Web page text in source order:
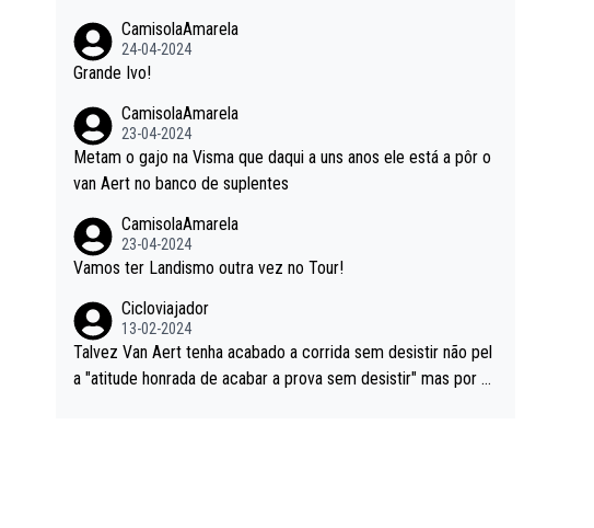
CamisolaAmarela
24-04-2024
Grande Ivo!
CamisolaAmarela
23-04-2024
Metam o gajo na Visma que daqui a uns anos ele está a pôr o
van Aert no banco de suplentes
CamisolaAmarela
23-04-2024
Vamos ter Landismo outra vez no Tour!
Cicloviajador
13-02-2024
Talvez Van Aert tenha acabado a corrida sem desistir não pel
a "atitude honrada de acabar a prova sem desistir" mas por ou